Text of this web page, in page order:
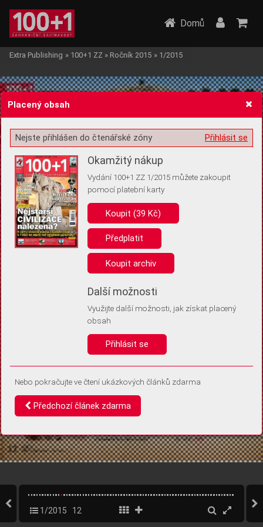
Žádost o souhlas s ukládáním volitelných informací
Pro základní fungování webu nepotřebujeme ukládat žádné informace
(tzv. cookies apod.). Rádi bychom vás ale požádali o souhlas s
uložením volitelných informací:
Anonymní unikátní ID
Díky němu příště poznáme, že se jedná o stejné zařízení, a
Identifikátor je zcela anonymní.
Vaše souhlasy a odmítnutí si ukládáme do vašeho zařízení, abychom se
vás už příště znovu neptali. Můžete je kdykoli později upravit ve Správě
Domů
Extra Publishing » 100+1 ZZ » Ročník 2015 » 1/2015
1/2015 12
Placený obsah
Přihlásit se
Nejste přihlášen do čtenářské zóny
Okamžitý nákup
Vydání 100+1 ZZ 1/2015 můžete zakoupit
pomocí platební karty
Koupit (39 Kč)
Předplatit
Koupit archiv
Další možnosti
Využijte další možnosti, jak získat placený
obsah
Přihlásit se
Nebo pokračujte ve čtení ukázkových článků zdarma
Předchozí článek zdarma